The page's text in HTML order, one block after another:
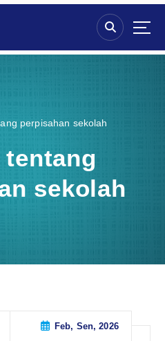
perpisahan sekolah
sekolah
Feb, Sen, 2026